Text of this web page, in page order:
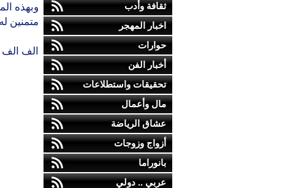
ثقافة وأدب
اخبار المهجر
حوارات
أخبار الفن
تحقيقات واستطلاعات
مال وأعمال
عشاق الرياضة
أزواج وزوجات
بانوراما
عربي .. دولي
وبهذه
متمنين
الف